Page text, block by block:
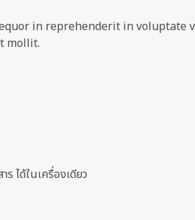
in reprehenderit in
mollit.
ได้ในเครื่องเดียว